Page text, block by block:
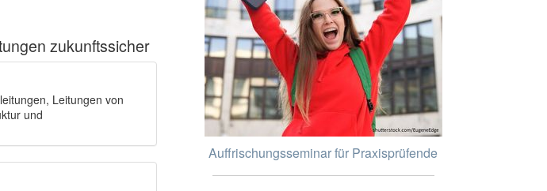
zukunftssicher
Leitungen von
und
Auffrischungsseminar für Praxisprüfende